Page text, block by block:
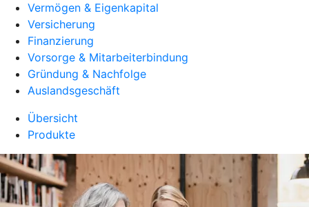
Vermögen & Eigenkapital
Versicherung
Finanzierung
Vorsorge & Mitarbeiterbindung
Gründung & Nachfolge
Auslandsgeschäft
Übersicht
Produkte